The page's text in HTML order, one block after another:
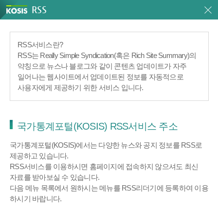
RSS
RSS서비스란?
RSS는 Really Simple Syndication(혹은 Rich Site Summary)의
약칭으로 뉴스나 블로그와 같이 콘텐츠 업데이트가 자주
일어나는 웹사이트에서 업데이트된 정보를 자동적으로
사용자에게 제공하기 위한 서비스 입니다.
국가통계포털(KOSIS) RSS서비스 주소
국가통계포털(KOSIS)에서는 다양한 뉴스와 공지 정보를 RSS로
제공하고 있습니다.
RSS서비스를 이용하시면 홈페이지에 접속하지 않으셔도 최신
자료를 받아보실 수 있습니다.
다음 메뉴 목록에서 원하시는 메뉴를 RSS리더기에 등록하여 이용
하시기 바랍니다.